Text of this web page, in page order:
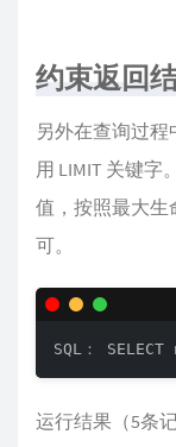
约束返回
另外在查询过
用 LIMIT 关键字
值，按照最大生
可。
SQL：
运行结果（5条